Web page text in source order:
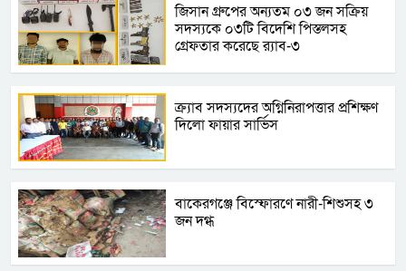
জিসান গ্রুপের অন্যতম ০৩ জন সক্রিয়
সদস্যকে ০৩টি বিদেশি পিস্তলসহ
গ্রেফতার করেছে র‍্যাব-৩
ক্র্যাব সদস্যদের অগ্নিনিরাপত্তার প্রশিক্ষণ
দিলো ফায়ার সার্ভিস
বাকেরগঞ্জে বিস্ফোরণে নারী-শিশুসহ ৩
জন দগ্ধ